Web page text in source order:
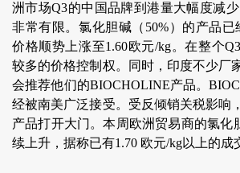
洲市场Q3的中国品牌到港量大幅度减
非常有限。氯化胆碱（50%）的产品已
价格顺势上涨至1.60欧元/kg。在整个
较多的价格控制权。同时，印度不少厂
会推荐他们的BIOCHOLINE产品。
经被南美广泛接受。受反倾销关税影响
产品打开大门。本周欧洲贸易商的氯化
续上升，据称已有1.70 欧元/kg以上的成